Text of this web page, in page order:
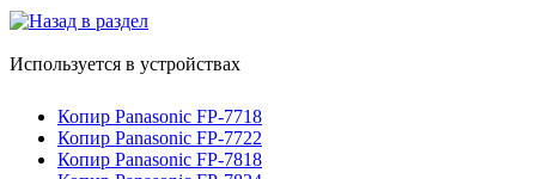
Используется в устройствах
Копир Panasonic FP-7718
Копир Panasonic FP-7722
Копир Panasonic FP-7818